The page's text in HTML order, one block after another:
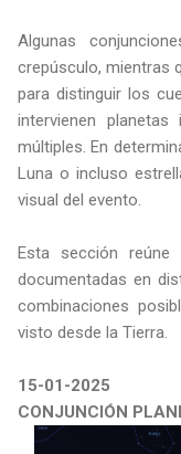
Algunas
crepúsculo, mientras
para distinguir los
intervienen
múltiples. En
Luna o incluso
visual del evento.
Esta sección reúne
documentadas en
combinaciones
visto desde la Tierra.
15-01-2025
CONJUNCIÓN